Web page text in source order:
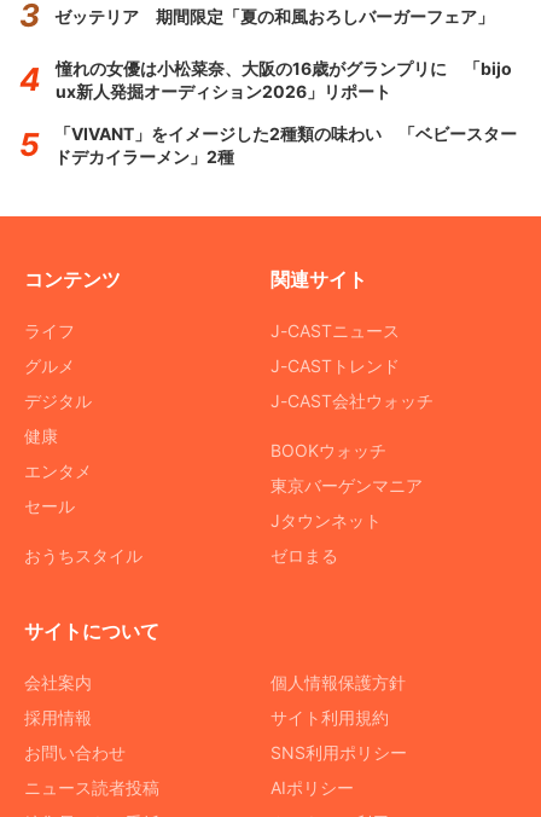
ゼッテリア 期間限定「夏の和風おろしバーガーフェア」
憧れの女優は小松菜奈、大阪の16歳がグランプリに 「bijo
ux新人発掘オーディション2026」リポート
「VIVANT」をイメージした2種類の味わい 「ベビースター
ドデカイラーメン」2種
コンテンツ
ライフ
グルメ
デジタル
健康
エンタメ
セール
おうちスタイル
関連サイト
J-CASTニュース
J-CASTトレンド
J-CAST会社ウォッチ
BOOKウォッチ
東京バーゲンマニア
Jタウンネット
ゼロまる
サイトについて
会社案内
採用情報
お問い合わせ
ニュース読者投稿
個人情報保護方針
サイト利用規約
SNS利用ポリシー
AIポリシー